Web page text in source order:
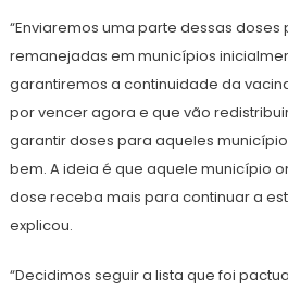
“Enviaremos uma parte dessas
remanejadas em municípios
garantiremos a continuidade da
por vencer agora e que vão
garantir doses para aqueles
bem. A ideia é que aquele município
dose receba mais para continuar a
explicou.
“Decidimos seguir a lista que foi